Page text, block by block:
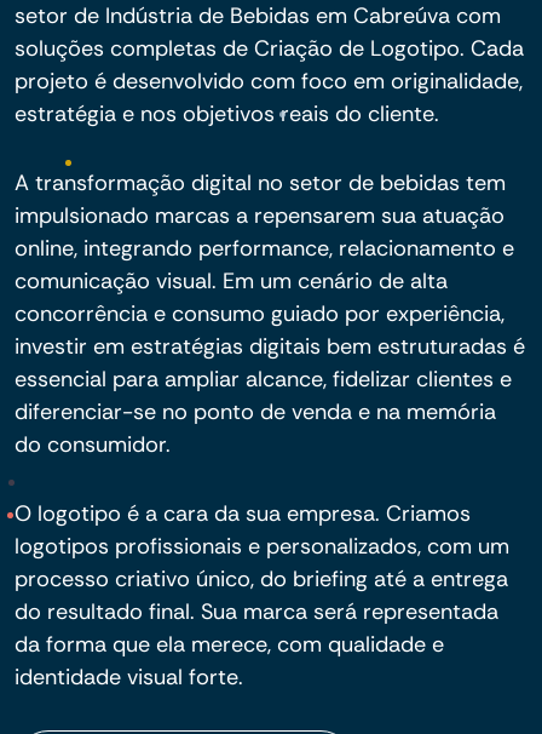
setor de Indústria de Bebidas em Cabreúva com
soluções completas de Criação de Logotipo. Cada
projeto é desenvolvido com foco em originalidade,
estratégia e nos objetivos reais do cliente.
A transformação digital no setor de bebidas tem
impulsionado marcas a repensarem sua atuação
online, integrando performance, relacionamento e
comunicação visual. Em um cenário de alta
concorrência e consumo guiado por experiência,
investir em estratégias digitais bem estruturadas é
essencial para ampliar alcance, fidelizar clientes e
diferenciar-se no ponto de venda e na memória
do consumidor.
O logotipo é a cara da sua empresa. Criamos
logotipos profissionais e personalizados, com um
processo criativo único, do briefing até a entrega
do resultado final. Sua marca será representada
da forma que ela merece, com qualidade e
identidade visual forte.